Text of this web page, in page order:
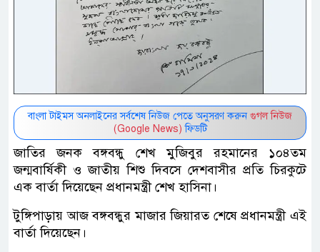
বাংলা টাইমস অনলাইনের সর্বশেষ নিউজ পেতে অনুসরণ করুন গুগল নিউজ
(Google News) ফিডটি
জাতির জনক বঙ্গবন্ধু শেখ মুজিবুর রহমানের ১০৪তম
জন্মবার্ষিকী ও জাতীয় শিশু দিবসে দেশবাসীর প্রতি চিরকুটে
এক বার্তা দিয়েছেন প্রধানমন্ত্রী শেখ হাসিনা।
টুঙ্গিপাড়ায় আজ বঙ্গবন্ধুর মাজার জিয়ারত শেষে প্রধানমন্ত্রী এই
বার্তা দিয়েছেন।